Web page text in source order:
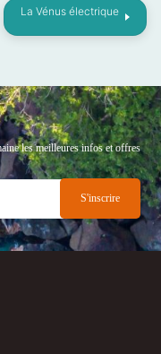
La Vénus électrique
les meilleures infos et offres